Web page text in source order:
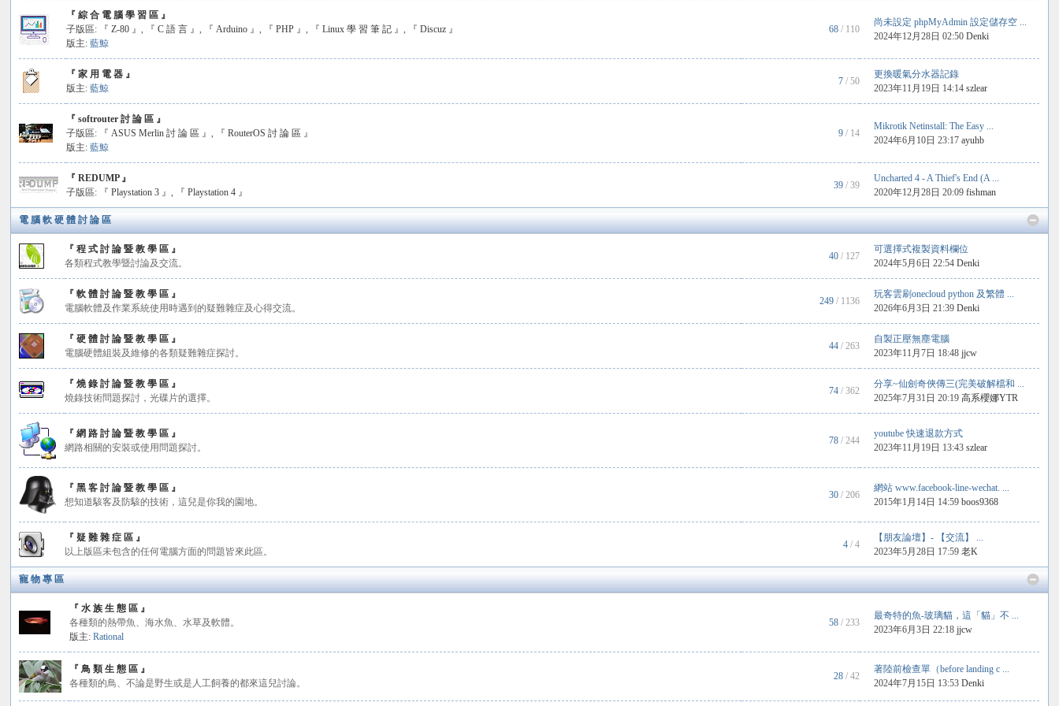
『 綜 合 電 腦 學 習 區 』
子版區:
『 Z-80 』, 『 C 語 言 』, 『 Arduino 』, 『 PHP 』, 『 Linux 學 習 筆 記 』,
『 Discuz 』
版主:藍鯨
68 / 110
尚未設定 phpMyAdmin 設定儲存空 ...
2024年12月28日 02:50Denki
『 家 用 電 器 』
版主:藍鯨
7 / 50
更換暖氣分水器記錄
2023年11月19日 14:14szlear
『 softrouter 討 論 區 』
子版區:
『 ASUS Merlin 討 論 區 』,
『 RouterOS 討 論 區 』
版主:藍鯨
9 / 14
Mikrotik Netinstall: The Easy ...
2024年6月10日 23:17ayuhb
『 REDUMP 』
子版區:
『 Playstation 3 』, 『 Playstation 4 』
39 / 39
Uncharted 4 - A Thief's End (A ...
2020年12月28日 20:09fishman
電 腦 軟 硬 體 討 論 區
『 程 式 討 論 暨 教 學 區 』
各類程式教學暨討論及交流。
40 / 127
可選擇式複製資料欄位
2024年5月6日 22:54Denki
『 軟 體 討 論 暨 教 學 區 』
電腦軟體及作業系統使用時遇到的疑難雜症及心得交流。
249 / 1136
玩客雲刷onecloud python 及繁體 ...
2026年6月3日 21:39Denki
『 硬 體 討 論 暨 教 學 區 』
電腦硬體組裝及維修的各類疑難雜症探討。
44 / 263
自製正壓無塵電腦
2023年11月7日 18:48jjcw
『 燒 錄 討 論 暨 教 學 區 』
燒錄技術問題探討，光碟片的選擇。
74 / 362
分享~仙劍奇俠傳三(完美破解檔和 ...
2025年7月31日 20:19高系櫻娜YTR
『 網 路 討 論 暨 教 學 區 』
網路相關的安裝或使用問題探討。
78 / 244
youtube 快速退款方式
2023年11月19日 13:43szlear
『 黑 客 討 論 暨 教 學 區 』
想知道駭客及防駭的技術，這兒是你我的園地。
30 / 206
網站 www.facebook-line-wechat. ...
2015年1月14日 14:59boos9368
『 疑 難 雜 症 區 』
以上版區未包含的任何電腦方面的問題皆來此區。
4 / 4
【朋友論壇】- 【交流】 ...
2023年5月28日 17:59老K
寵 物 專 區
『 水 族 生 態 區 』
各種類的熱帶魚、海水魚、水草及軟體。
版主:Rational
58 / 233
最奇特的魚-玻璃貓，這「貓」不 ...
2023年6月3日 22:18jjcw
『 鳥 類 生 態 區 』
各種類的鳥、不論是野生或是人工飼養的都來這兒討論。
28 / 42
著陸前檢查單（before landing c ...
2024年7月15日 13:53Denki